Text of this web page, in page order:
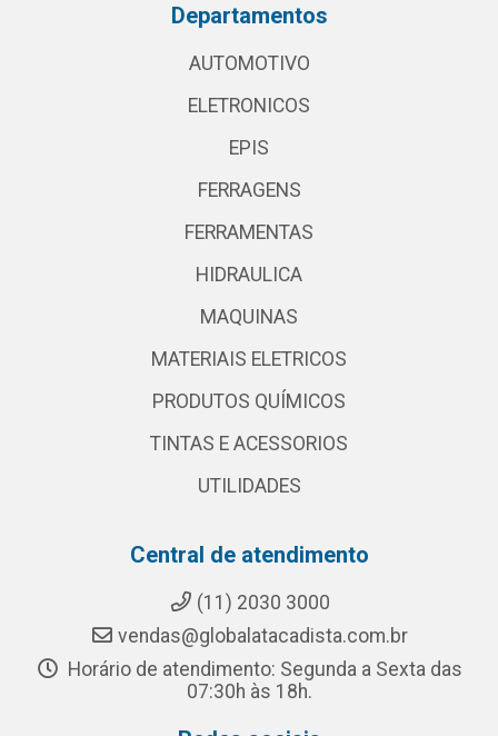
Departamentos
AUTOMOTIVO
ELETRONICOS
EPIS
FERRAGENS
FERRAMENTAS
HIDRAULICA
MAQUINAS
MATERIAIS ELETRICOS
PRODUTOS QUÍMICOS
TINTAS E ACESSORIOS
UTILIDADES
Central de atendimento
(11) 2030 3000
vendas@globalatacadista.com.br
Horário de atendimento: Segunda a Sexta das
07:30h às 18h.